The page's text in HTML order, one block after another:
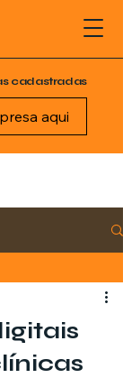
cadastradas
aqui